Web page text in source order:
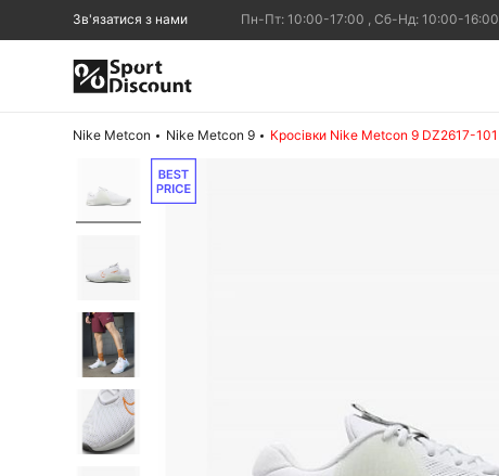
Зв'язатися з нами Пн-Пт: 10:00-17:00 , Сб-Нд: 10:00-16:00
Nike Metcon Nike Metcon 9
Кросівки Nike Metcon 9 DZ2617-101